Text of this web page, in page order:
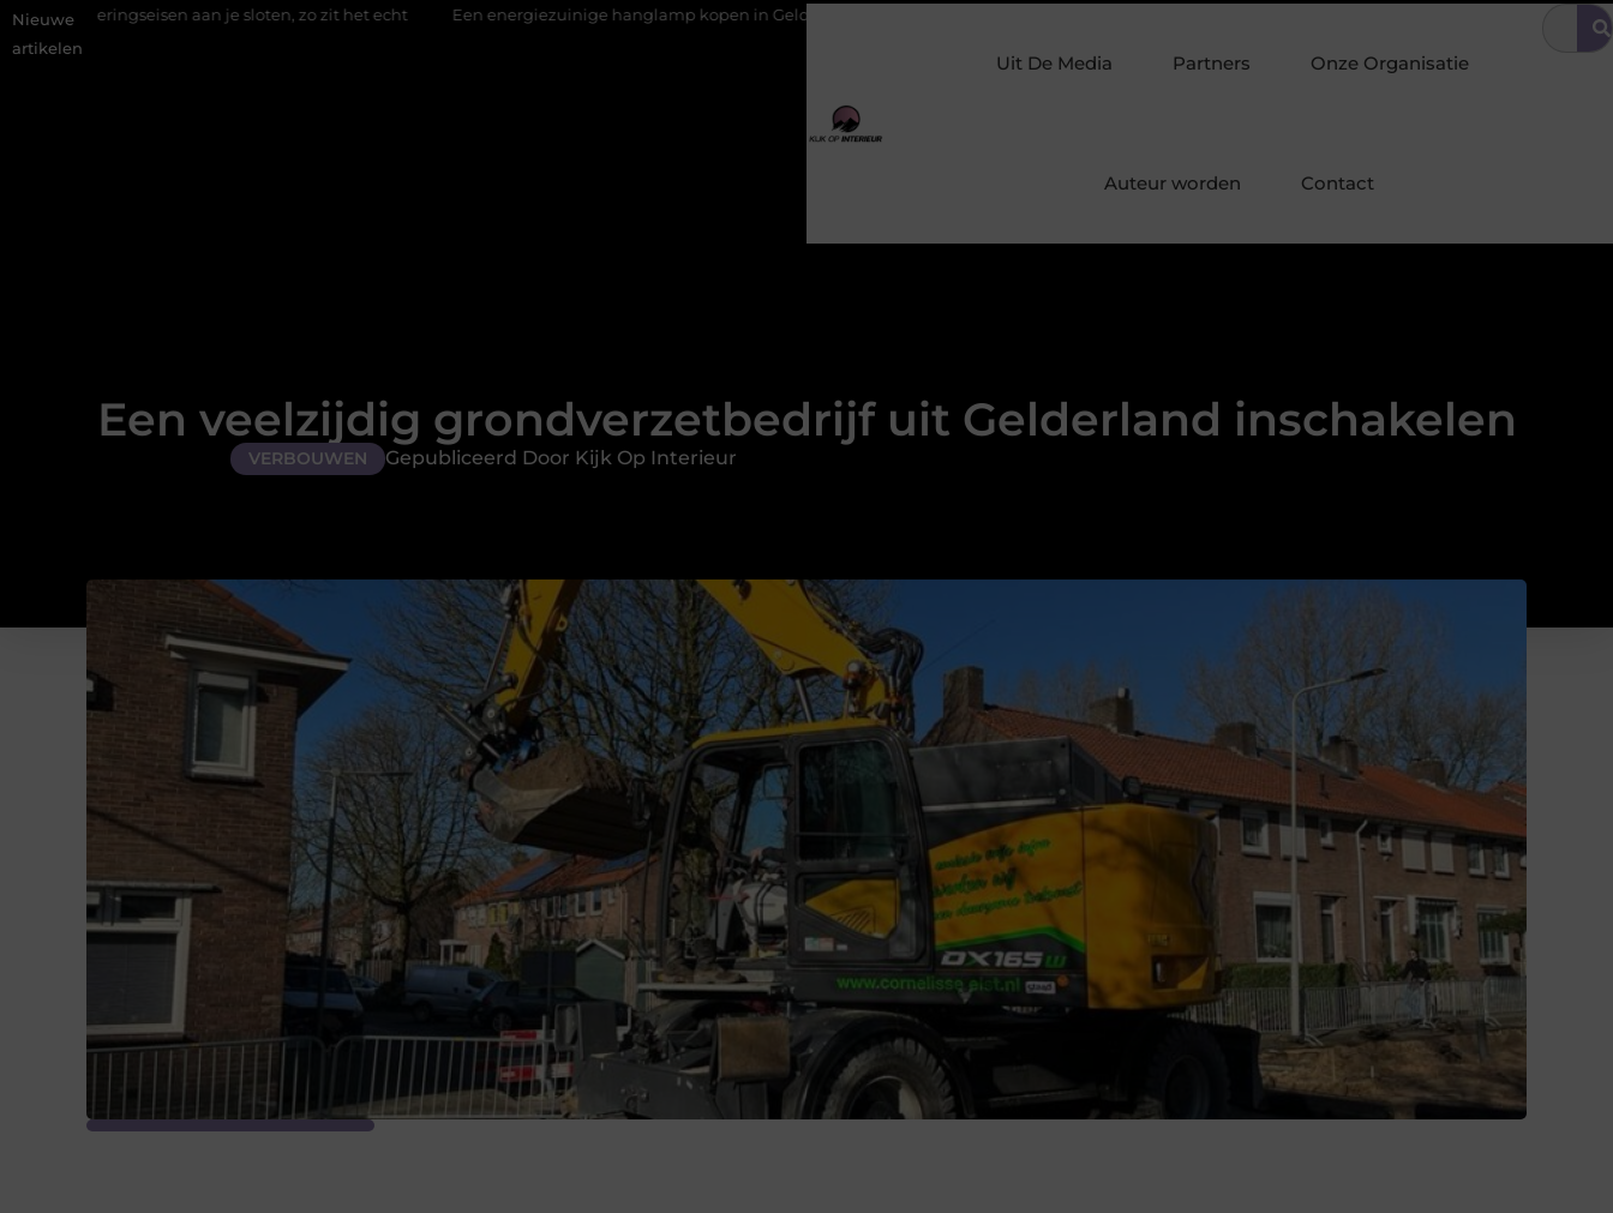
Nieuwe
artikelen
aan je sloten, zo zit het echt Een energiezuinige hanglamp kopen in Gelderland Slim toezicht voor een veilige en prettige omgeving
Uit De Media Partners Onze Organisatie
Auteur worden Contact
Een veelzijdig grondverzetbedrijf uit Gelderland inschakelen
VERBOUWEN Gepubliceerd Door Kijk Op Interieur